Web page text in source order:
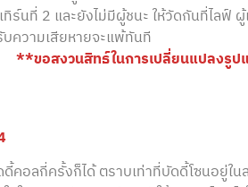
ร์นที่ 2 และยังไม่มีผู้ชนะ ให้วัดกันที่ไลฟ์
ความเสียหายจะแพ้ทันที
**ขอสงวนสิทธ์ในการเปลี่ยนแปลงรู
ดี้คอลกี่ครั้งก็ได้ ตราบเท่าที่บัดดี้โซนอยู่ใ